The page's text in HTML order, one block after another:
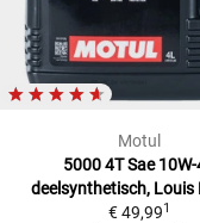
Motul
5000 4T Sae
deelsynthetisch, Louis
€ 49,991